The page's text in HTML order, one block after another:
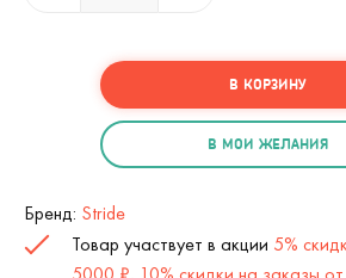
В КОРЗИНУ
В МОИ ЖЕЛАНИЯ
Бренд: Stride
Товар участвует в акции 5%